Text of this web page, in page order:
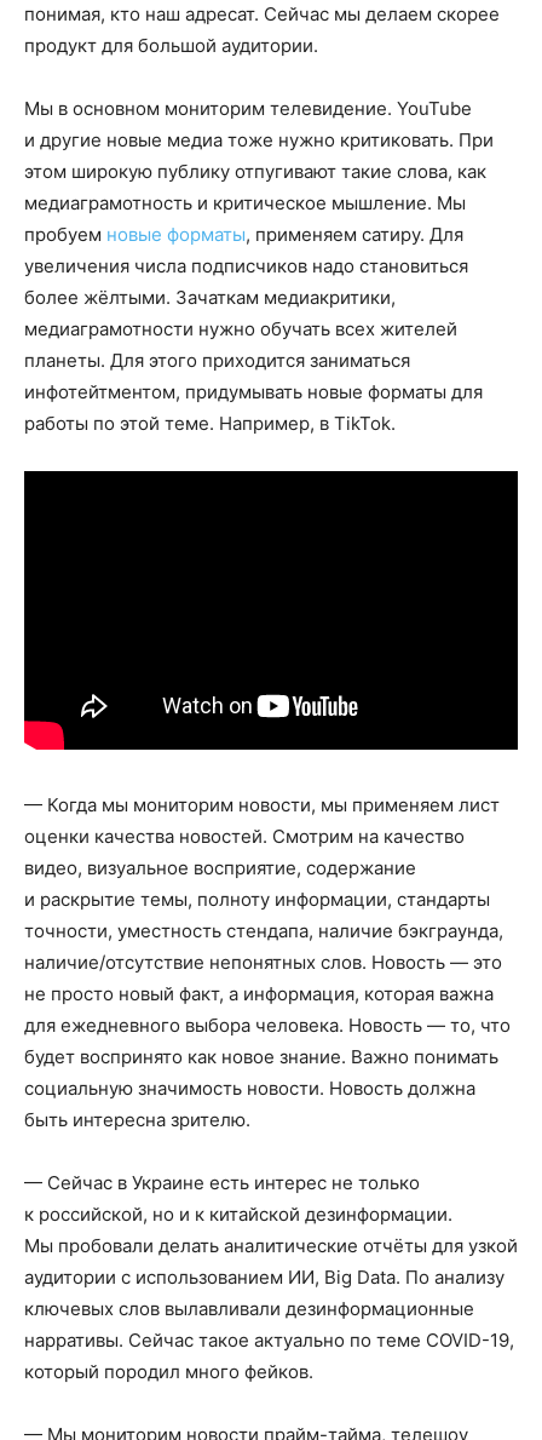
понимая, кто наш адресат. Сейчас мы делаем скорее
продукт для большой аудитории.
Мы в основном мониторим телевидение. YouTube
и другие новые медиа тоже нужно критиковать. При
этом широкую публику отпугивают такие слова, как
медиаграмотность и критическое мышление. Мы
пробуем новые форматы, применяем сатиру. Для
увеличения числа подписчиков надо становиться
более жёлтыми. Зачаткам медиакритики,
медиаграмотности нужно обучать всех жителей
планеты. Для этого приходится заниматься
инфотейтментом, придумывать новые форматы для
работы по этой теме. Например, в TikTok.
— Когда мы мониторим новости, мы применяем лист
оценки качества новостей. Смотрим на качество
видео, визуальное восприятие, содержание
и раскрытие темы, полноту информации, стандарты
точности, уместность стендапа, наличие бэкграунда,
наличие/отсутствие непонятных слов. Новость — это
не просто новый факт, а информация, которая важна
для ежедневного выбора человека. Новость — то, что
будет воспринято как новое знание. Важно понимать
социальную значимость новости. Новость должна
быть интересна зрителю.
— Сейчас в Украине есть интерес не только
к российской, но и к китайской дезинформации.
Мы пробовали делать аналитические отчёты для узкой
аудитории с использованием ИИ, Big Data. По анализу
ключевых слов вылавливали дезинформационные
нарративы. Сейчас такое актуально по теме COVID-19,
который породил много фейков.
— Мы мониторим новости прайм-тайма, телешоу